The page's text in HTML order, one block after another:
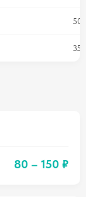
50
35
80 – 150 ₽